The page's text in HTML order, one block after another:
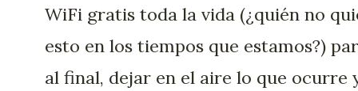
WiFi gratis toda la vida (¿quién no
esto en los tiempos que estamos?)
al final, dejar en el aire lo que ocurre